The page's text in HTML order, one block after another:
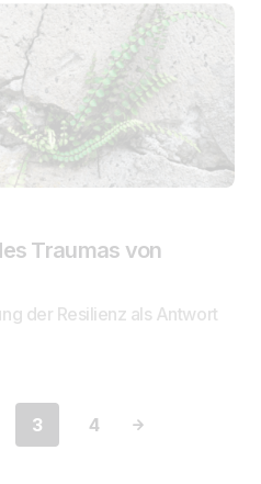
Traumas von
der Resilienz als Antwort
3 4